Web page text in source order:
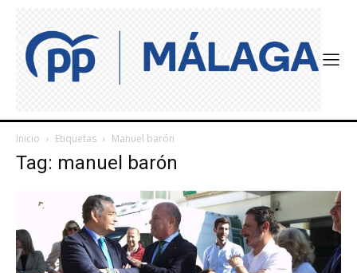
Inicio Etiquetas Manuel barón
Tag: manuel barón